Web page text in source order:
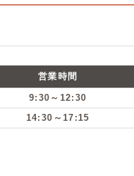
営業時間
9:30～12:30
14:30～17:15